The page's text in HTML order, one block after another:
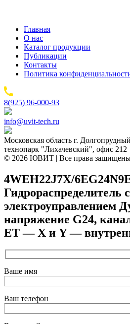
Главная
О нас
Каталог продукции
Публикации
Контакты
Политика
8(925) 96-000-93
info@uvit-tech.ru
Московская область г.
технопарк "Лихачевский", офис 212
© 2026 ЮВИТ | Все права
4WEH22J7X/
Гидрораспределитель с
электроуправлением
напряжение G24,
ET — X и Y —
Ваше имя
Ваш телефон